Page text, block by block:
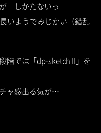
しかたないっ
いようでみじかい（錯乱
階では「dp-sketch II 」を
ャ感出る気が…